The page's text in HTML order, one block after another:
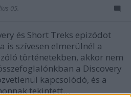
05.
és Short Treks epizódot
is szívesen elmerülnél a
történetekben, akkor nem
a Discovery
kapcsolódó, és a
tekintett…